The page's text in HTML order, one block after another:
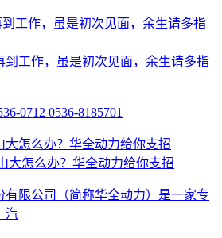
工作，虽是初次见面，余生请多指
0712 0536-8185701
大怎么办？华全动力给你支招
有限公司（简称华全动力）是一家专
汽